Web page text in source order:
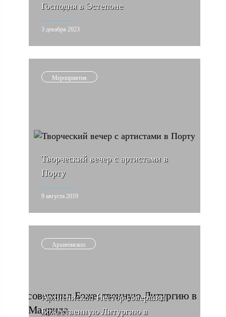
Господня в Эстепоне
3 декабря 2023
Мероприятия
Творческий вечер с артистами в
Порту
9 августа 2019
Архиепископ
Архиепископ Нестор совершил
Божественную Литургию в